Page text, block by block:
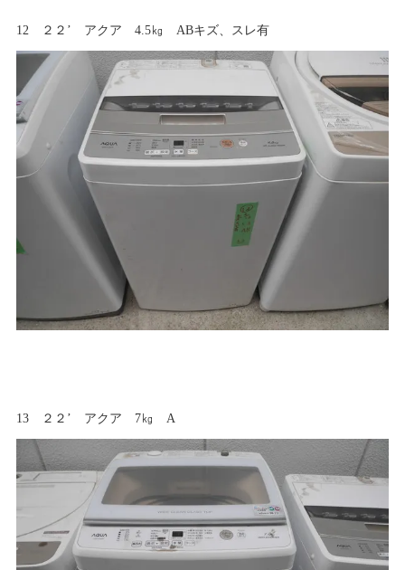
12 ２２’ アクア 4.5㎏ ABキズ、スレ有
13 ２２’ アクア 7㎏ A